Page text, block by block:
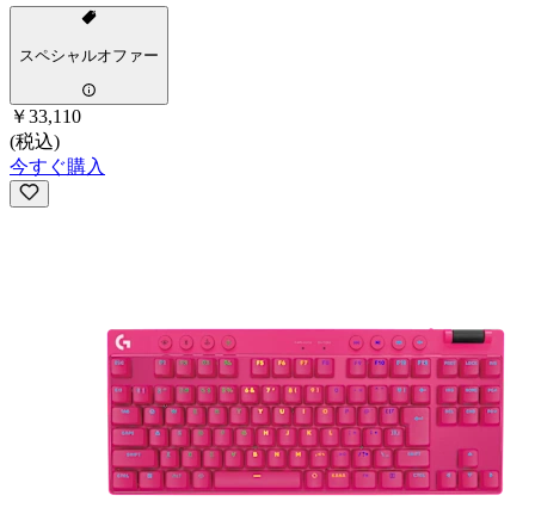
スペシャルオファー
￥33,110
(税込)
今すぐ購入